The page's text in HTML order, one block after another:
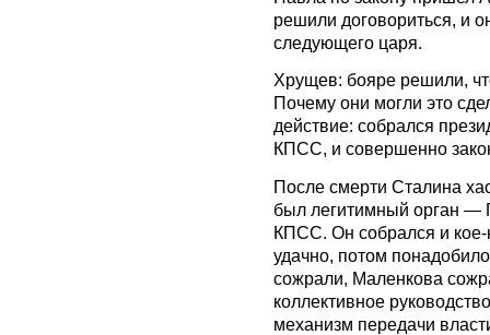
решили договориться, и
следующего царя.
Хрущев: бояре решили,
Почему они могли это
действие: собрался
КПСС, и совершенно
После смерти Сталина
был легитимный орган —
КПСС. Он собрался и кое-
удачно, потом
сожрали, Маленкова
коллективное
механизм передачи